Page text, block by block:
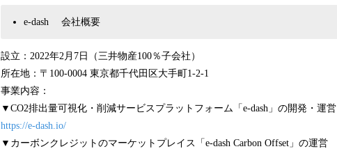
e-dash 会社概要
設立：2022年2月7日（三井物産100％子会社）
所在地：〒100-0004 東京都千代田区大手町1-2-1
事業内容：
▼CO2排出量可視化・削減サービスプラットフォーム「e-dash」の開発・運営
https://e-dash.io/
▼カーボンクレジットのマーケットプレイス「e-dash Carbon Offset」の運営